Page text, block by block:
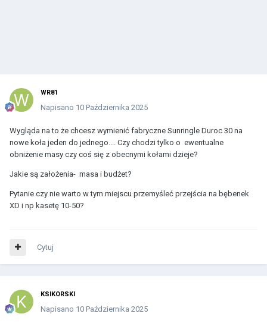
WR81
Napisano 10 Października 2025
Wygląda na to że chcesz wymienić fabryczne Sunringle Duroc 30 na
nowe koła jeden do jednego.... Czy chodzi tylko o ewentualne
obniżenie masy czy coś się z obecnymi kołami dzieje?
Jakie są założenia- masa i budżet?
Pytanie czy nie warto w tym miejscu przemyśleć przejścia na bębenek
XD i np kasetę 10-50?
Cytuj
KSIKORSKI
Napisano 10 Października 2025